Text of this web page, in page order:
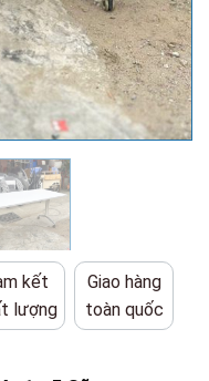
kết
lượng
Giao hàng
toàn quốc